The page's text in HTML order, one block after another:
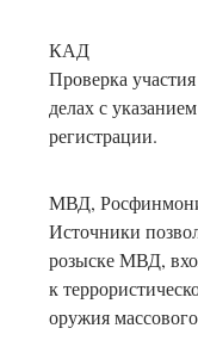
КАД
Проверка
делах с
регистрации.
МВД,
Источники
розыске МВД,
к
оружия